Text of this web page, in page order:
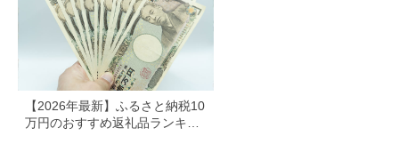
【2026年最新】ふるさと納税10
万円のおすすめ返礼品ランキン